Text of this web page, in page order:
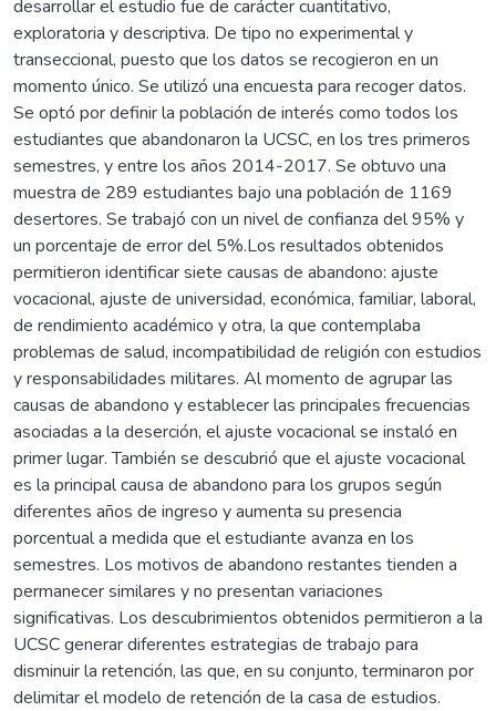
desarrollar el estudio fue de carácter cuantitativo,
exploratoria y descriptiva. De tipo no experimental y
transeccional, puesto que los datos se recogieron en un
momento único. Se utilizó una encuesta para recoger datos.
Se optó por definir la población de interés como todos los
estudiantes que abandonaron la UCSC, en los tres primeros
semestres, y entre los años 2014-2017. Se obtuvo una
muestra de 289 estudiantes bajo una población de 1169
desertores. Se trabajó con un nivel de confianza del 95% y
un porcentaje de error del 5%.Los resultados obtenidos
permitieron identificar siete causas de abandono: ajuste
vocacional, ajuste de universidad, económica, familiar, laboral,
de rendimiento académico y otra, la que contemplaba
problemas de salud, incompatibilidad de religión con estudios
y responsabilidades militares. Al momento de agrupar las
causas de abandono y establecer las principales frecuencias
asociadas a la deserción, el ajuste vocacional se instaló en
primer lugar. También se descubrió que el ajuste vocacional
es la principal causa de abandono para los grupos según
diferentes años de ingreso y aumenta su presencia
porcentual a medida que el estudiante avanza en los
semestres. Los motivos de abandono restantes tienden a
permanecer similares y no presentan variaciones
significativas. Los descubrimientos obtenidos permitieron a la
UCSC generar diferentes estrategias de trabajo para
disminuir la retención, las que, en su conjunto, terminaron por
delimitar el modelo de retención de la casa de estudios.